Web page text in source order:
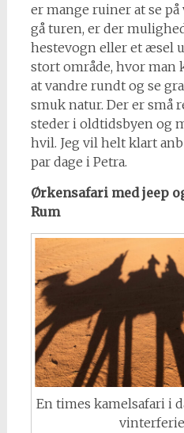
er mange ruiner at se
gå turen, er der
hestevogn eller et æsel
stort område, hvor man
at vandre rundt og se
smuk natur. Der er små
steder i oldtidsbyen og
hvil. Jeg vil helt klart
par dage i Petra.
Ørkensafari med jeep
Rum
En times kamelsafari i